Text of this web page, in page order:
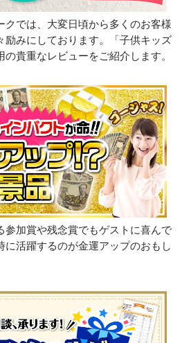
クでは、大変日頃から多くのお客様
励みにしております。「子供キッズ
貴重なレビューをご紹介します。
参加賞や残念賞でもゲストに喜んで
に活躍するのが金運アップのおもし